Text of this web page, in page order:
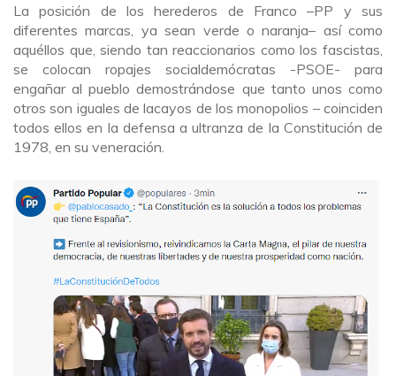
La posición de los herederos de Franco –PP y sus
diferentes marcas, ya sean verde o naranja– así como
aquéllos que, siendo tan reaccionarios como los fascistas,
se colocan ropajes socialdemócratas -PSOE- para
engañar al pueblo demostrándose que tanto unos como
otros son iguales de lacayos de los monopolios – coinciden
todos ellos en la defensa a ultranza de la Constitución de
1978, en su veneración.